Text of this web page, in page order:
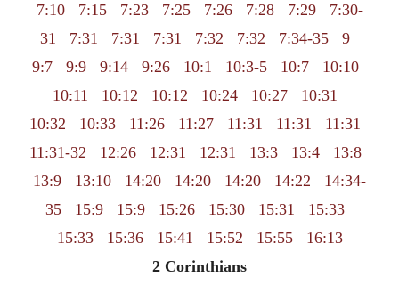
7:10
7:15 7:23 7:25 7:26 7:28 7:29
7:30-
31
7:31 7:31 7:31 7:32 7:32 7:34-35
9
9:7
9:9 9:14 9:26 10:1 10:3-5 10:7
10:10
10:11
10:12 10:12 10:24 10:27
10:31
10:32
10:33 11:26 11:27 11:31 11:31
11:31
11:31-32
12:26 12:31 12:31 13:3 13:4
13:8
13:9
13:10 14:20 14:20 14:20 14:22
14:34-
35
15:9 15:9 15:26 15:30 15:31
15:33
15:33
15:36 15:41 15:52 15:55
16:13
2 Corinthians